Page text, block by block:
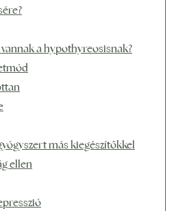
a hypothyreosisnak?
más kiegészítőkkel
ellen